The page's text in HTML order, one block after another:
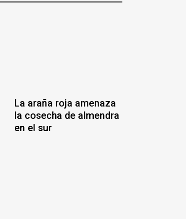
La araña roja amenaza
la cosecha de almendra
en el sur